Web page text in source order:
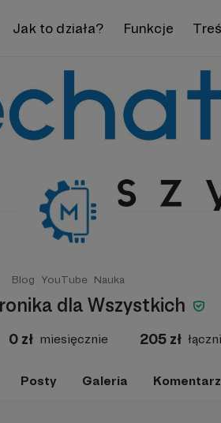
Jak to działa? Funkcje
Blog YouTube Nauka
dla Wszystkich
0 zł miesięcznie 205 zł
Posty Galeria